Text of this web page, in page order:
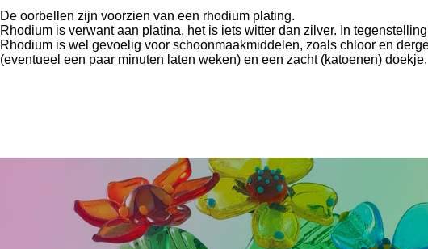
De oorbellen zijn voorzien van een rhodium plating.
Rhodium is verwant aan platina, het is iets witter dan zilver. In
Rhodium is wel gevoelig voor schoonmaakmiddelen, zoals chloor en
(eventueel een paar minuten laten weken) en een zacht (katoenen) doekje.